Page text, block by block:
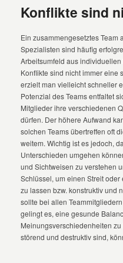
Konflikte sind
Ein zusammengesetztes Team
Spezialisten sind häufig
Arbeitsumfeld aus
Konflikte sind nicht immer eine
erzielt man vielleicht schneller
Potenzial des Teams entfaltet
Mitglieder ihre verschiedenen
dürfen. Der höhere Aufwand
solchen Teams übertreffen oft
weitem. Wichtig ist es jedoch,
Unterschieden umgehen
und Sichtweisen zu verstehen
Schlüssel, um einen Streit
zu lassen bzw. konstruktiv und
sollte bei allen
gelingt es, eine gesunde
Meinungsverschiedenheiten
störend und destruktiv sind,